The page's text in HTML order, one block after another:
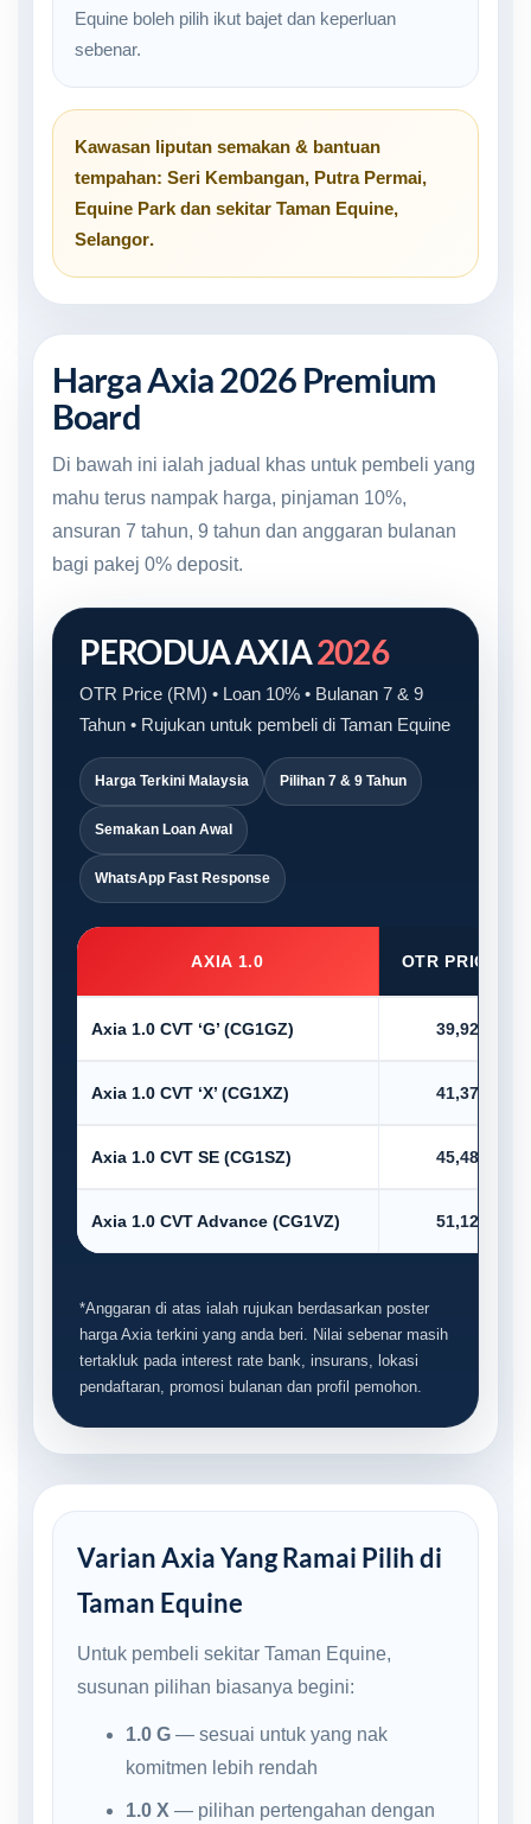
Equine boleh pilih ikut bajet dan keperluan
sebenar.
Kawasan liputan semakan & bantuan
tempahan: Seri Kembangan, Putra Permai,
Equine Park dan sekitar Taman Equine,
Selangor.
Harga Axia 2026 Premium
Board
Di bawah ini ialah jadual khas untuk pembeli yang
mahu terus nampak harga, pinjaman 10%,
ansuran 7 tahun, 9 tahun dan anggaran bulanan
bagi pakej 0% deposit.
PERODUA AXIA2026
OTR Price (RM) • Loan 10% • Bulanan 7 & 9
Tahun • Rujukan untuk pembeli di Taman Equine
Harga Terkini Malaysia Pilihan 7 & 9 Tahun
Semakan Loan Awal
WhatsApp Fast Response
AXIA 1.0 OTR PRICE
Axia 1.0 CVT ‘G’ (CG1GZ) 39,920.00
Axia 1.0 CVT ‘X’ (CG1XZ) 41,375.00
Axia 1.0 CVT SE (CG1SZ) 45,485.00
Axia 1.0 CVT Advance (CG1VZ) 51,123.00
*Anggaran di atas ialah rujukan berdasarkan poster
harga Axia terkini yang anda beri. Nilai sebenar masih
tertakluk pada interest rate bank, insurans, lokasi
pendaftaran, promosi bulanan dan profil pemohon.
Varian Axia Yang Ramai Pilih di
Taman Equine
Untuk pembeli sekitar Taman Equine,
susunan pilihan biasanya begini:
1.0 G— sesuai untuk yang nak
komitmen lebih rendah
1.0 X — pilihan pertengahan dengan